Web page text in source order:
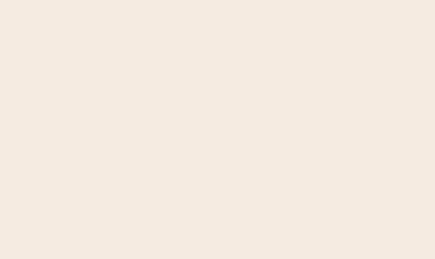
Fokus låg idag helt på en fågel, svart rödstjärt.
den svarta rödstjärten etablerade sig i Sverige vid
hemma i Alperna men i och med
innebar boplatser och mat åt de svarta rödstjärtarna.